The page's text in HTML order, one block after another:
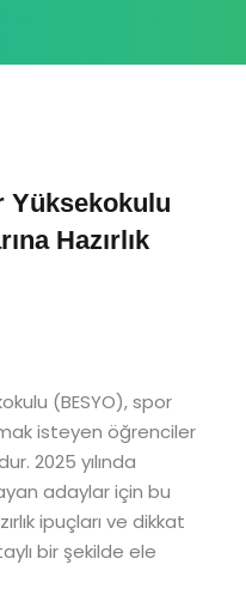
Yüksekokulu
Hazırlık
(BESYO), spor
isteyen öğrenciler
2025 yılında
adaylar için bu
ipuçları ve dikkat
bir şekilde ele